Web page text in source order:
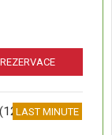
REZERVACE
dní)
LAST MINUTE